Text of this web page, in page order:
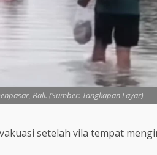
Bali. (Sumber: Tangkapan Layar)
setelah vila tempat